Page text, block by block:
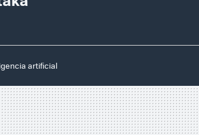
artificial